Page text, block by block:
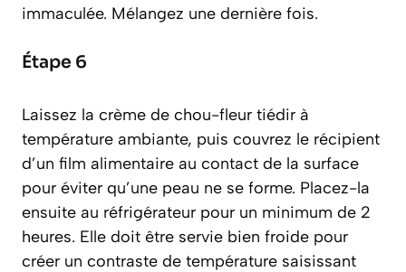
immaculée. Mélangez une dernière fois.
Étape 6
Laissez la crème de chou-fleur tiédir à
température ambiante, puis couvrez le récipient
d’un film alimentaire au contact de la surface
pour éviter qu’une peau ne se forme. Placez-la
ensuite au réfrigérateur pour un minimum de 2
heures. Elle doit être servie bien froide pour
créer un contraste de température saisissant